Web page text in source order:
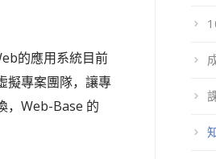
的應用系統目前
擬專案團隊，讓專
，Web-Base 的